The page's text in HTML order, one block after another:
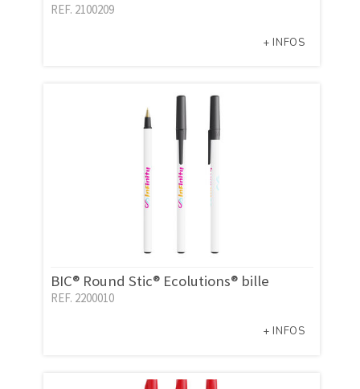
REF. 2100209
+ INFOS
BIC® Round Stic® Ecolutions® bille
REF. 2200010
+ INFOS